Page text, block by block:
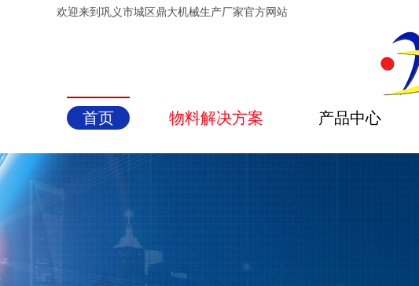
欢迎来到巩义市城区鼎大机械生产厂家官方网站
首页 物料解决方案 产品中心